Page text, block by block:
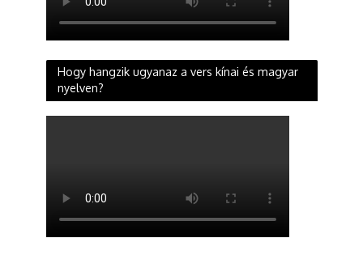
Hogy hangzik ugyanaz a vers kínai és magyar
nyelven?